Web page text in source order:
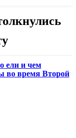
ели и чем
во время Второй